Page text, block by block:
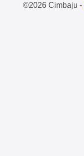
©2026 Cimbaju -